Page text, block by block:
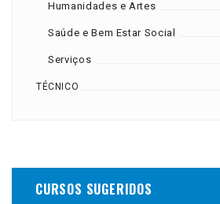
Humanidades e Artes
Saúde e Bem Estar Social
Serviços
TÉCNICO
CURSOS SUGERIDOS